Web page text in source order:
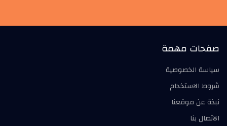
صفحات مهمة
سياسة الخصوصية
شروط الاستخدام
نبذة عن موقعنا
الاتصال بنا